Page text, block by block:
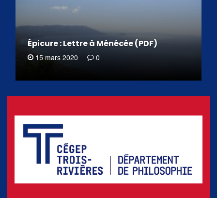
Épicure : Lettre à Ménécée (PDF)
15 mars 2020 0